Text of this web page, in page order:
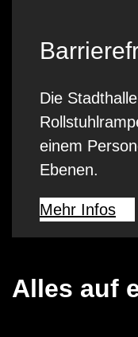
Die
einem
Ebenen.
Mehr Infos
Alles auf